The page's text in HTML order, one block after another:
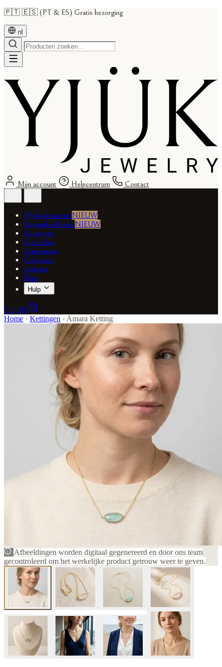
🇵🇹 🇪🇸 (PT & ES) Gratis bezorging
nl
Mijn account Helpcentrum Contact
Winkelassistent NIEUW
Dagaanbiedingen NIEUW
Kettingen
Oorbellen
Armbanden
Collecties
Cadeaus
Blog
Hulp
€ 0,00
Home › Kettingen › Amara Ketting
Afbeeldingen worden digitaal gegenereerd en door ons team
gecontroleerd om het werkelijke product getrouw weer te geven.